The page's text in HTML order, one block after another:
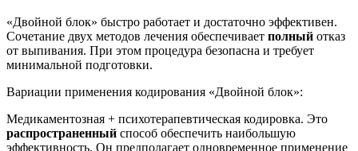
«Двойной блок» быстро работает и достаточно эффективен.
Сочетание двух методов лечения обеспечивает полный отказ
от выпивания. При этом процедура безопасна и требует
минимальной подготовки.
Вариации применения кодирования «Двойной блок»:
Медикаментозная + психотерапевтическая кодировка. Это
распространенный способ обеспечить наибольшую
эффективность. Он предполагает одновременное применение